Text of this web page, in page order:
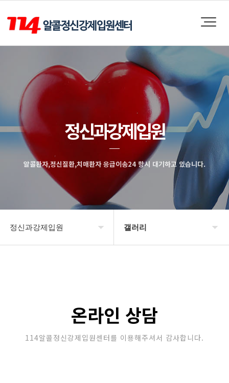
정신과강제입원
알콜환자,정신질환,치매환자 응급이송24 항시 대기하고 있습니다.
정신과강제입원 갤러리
온라인 상담
114알콜정신강제입원센터를 이용해주셔서 감사합니다.